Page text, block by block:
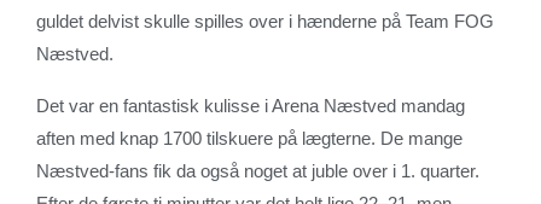
guldet delvist skulle spilles over i hænderne på Team FOG
Næstved.
Det var en fantastisk kulisse i Arena Næstved mandag
aften med knap 1700 tilskuere på lægterne. De mange
Næstved-fans fik da også noget at juble over i 1. quarter.